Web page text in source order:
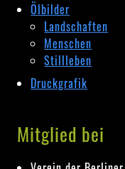
Ölbilder
Landschaften
Menschen
Stillleben
Druckgrafik
Mitglied bei